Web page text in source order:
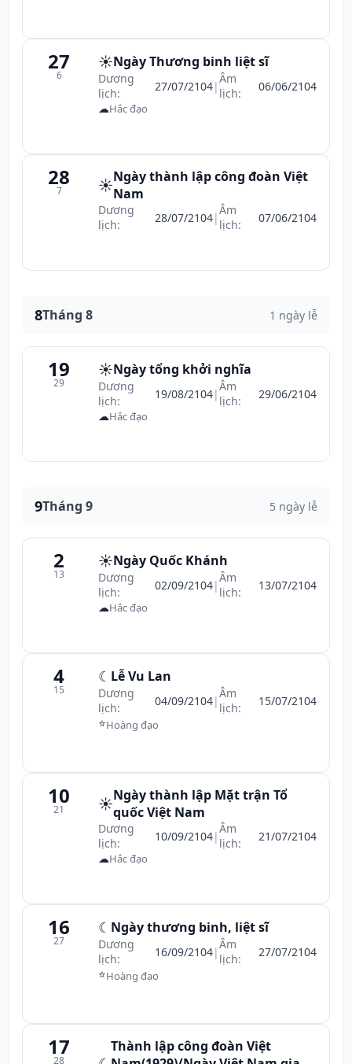
27
6
☀️Ngày Thương binh liệt sĩ
Dương
lịch:
27/07/2104|Âm
lịch:
06/06/2104
☁Hắc đạo
28
7 ☀️Ngày thành lập công đoàn Việt
Nam
Dương
lịch:
28/07/2104|Âm
lịch:
07/06/2104
8Tháng 8 1 ngày lễ
19
29
☀️Ngày tổng khởi nghĩa
Dương
lịch:
19/08/2104|Âm
lịch:
29/06/2104
☁Hắc đạo
9Tháng 9 5 ngày lễ
2
13
☀️Ngày Quốc Khánh
Dương
lịch:
02/09/2104|Âm
lịch:
13/07/2104
☁Hắc đạo
4
15
☾ Lễ Vu Lan
Dương
lịch:
04/09/2104|Âm
lịch:
15/07/2104
⭐Hoàng đạo
10
21 ☀️Ngày thành lập Mặt trận Tổ
quốc Việt Nam
Dương
lịch:
10/09/2104|Âm
lịch:
21/07/2104
☁Hắc đạo
16
27
☾ Ngày thương binh, liệt sĩ
Dương
lịch:
16/09/2104|Âm
lịch:
27/07/2104
⭐Hoàng đạo
17
28
Thành lập công đoàn Việt